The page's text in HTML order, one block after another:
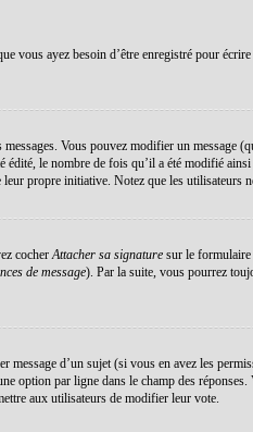
ayez besoin d’être enregistré pour
Vous pouvez modifier un message
le nombre de fois qu’il a été modifié
propre initiative. Notez que les utilisateurs
cocherAttacher sa signature sur le formulaire
de message). Par la suite, vous pourrez
d’un sujet (si vous en avez les
option par ligne dans le champ des
aux utilisateurs de modifier leur vote.